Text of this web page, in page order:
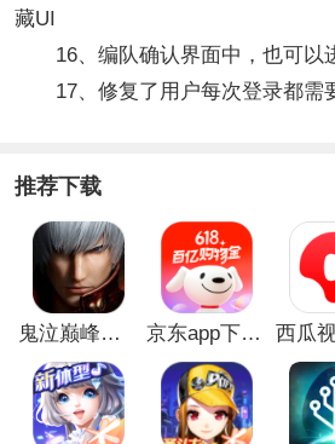
藏UI
16、编队确认界面中，也可以
17、修复了用户每次登录都需
推荐下载
鬼泣巅峰之战最新破解版 京东app下载安装